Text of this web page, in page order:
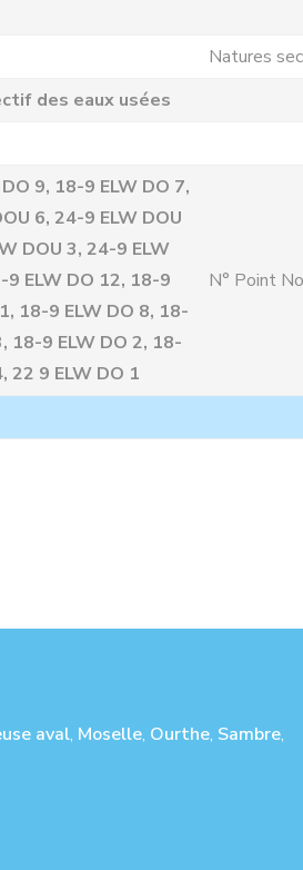
Natures
des eaux usées
9, 18-9 ELW DO 7,
6, 24-9 ELW DOU
DOU 3, 24-9 ELW
9 ELW DO 12, 18-9
18-9 ELW DO 8, 18-
18-9 ELW DO 2, 18-
22 9 ELW DO 1
N° Point
aval, Moselle, Ourthe, Sambre,